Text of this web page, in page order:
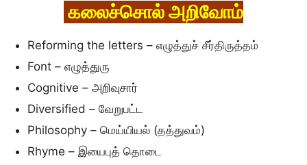
கலைச்சாெல் அறிவாேம்
Reforming the letters – எழுத்துச் சீர்திருத்தம்
Font – எழுத்துரு
Cognitive – அறிவுசார்
Diversified – வேறுபட்ட
Philosophy – மெய்யியல் (தத்துவம்)
Rhyme – இயைபுத் தொடை